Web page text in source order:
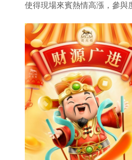
使得現場來賓熱情高漲，參與